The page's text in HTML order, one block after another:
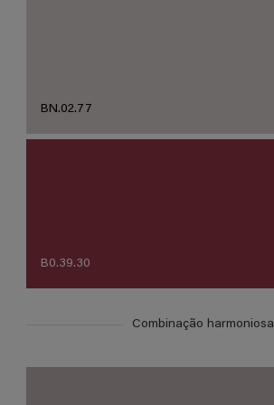
BN.02.77
B0.39.30
Combinação harmoniosa